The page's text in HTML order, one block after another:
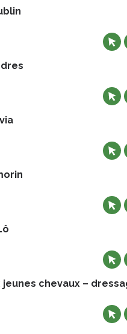
jeunes chevaux –